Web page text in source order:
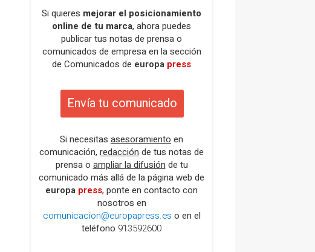
Si quieres mejorar el posicionamiento
online de tu marca, ahora puedes
publicar tus notas de prensa o
comunicados de empresa en la sección
de Comunicados de europa press
Envía tu comunicado
Si necesitas asesoramiento en
comunicación, redacción de tus notas de
prensa o ampliar la difusión de tu
comunicado más allá de la página web de
europa press, ponte en contacto con
nosotros en
comunicacion@europapress.es o en el
teléfono 913592600